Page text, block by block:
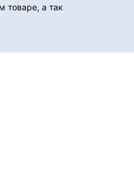
товаре, а так